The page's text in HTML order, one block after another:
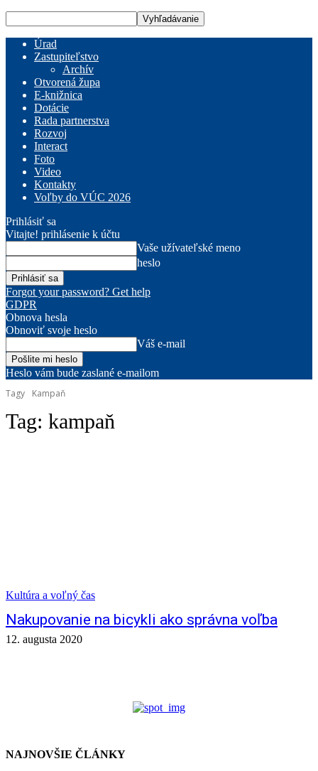
Úrad
Zastupiteľstvo
Archív
Otvorená župa
E-knižnica
Dotácie
Rada partnerstva
Rozvoj
Interact
Foto
Video
Kontakty
Voľby do VÚC 2026
Prihlásiť sa
Vitajte! prihlásenie k účtu
Vaše užívateľské meno
heslo
Forgot your password? Get help
GDPR
Obnova hesla
Obnoviť svoje heslo
Váš e-mail
Heslo vám bude zaslané e-mailom
Tagy
Kampaň
Tag: kampaň
Kultúra a voľný čas
Nakupovanie na bicykli ako správna voľba
12. augusta 2020
NAJNOVŠIE ČLÁNKY